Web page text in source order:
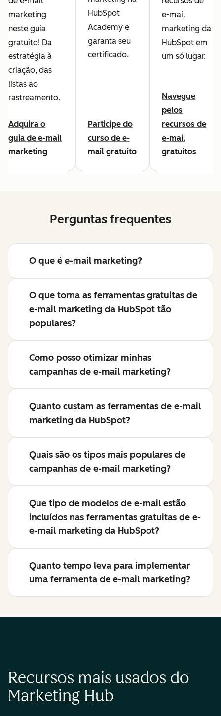
marketing
neste guia
gratuito! Da
estratégia à
criação, das
listas ao
rastreamento.
Adquira o
guia de e-mail
marketing
HubSpot
Academy e
garanta seu
certificado.
Participe do
curso de e-
mail gratuito
e-mail
marketing da
HubSpot em
um só lugar.
Navegue
pelos
recursos de
e-mail
gratuitos
Perguntas frequentes
O que é e-mail marketing?
O que torna as ferramentas gratuitas de
e-mail marketing da HubSpot tão
populares?
Como posso otimizar minhas
campanhas de e-mail marketing?
Quanto custam as ferramentas de e-mail
marketing da HubSpot?
Quais são os tipos mais populares de
campanhas de e-mail marketing?
Que tipo de modelos de e-mail estão
incluídos nas ferramentas gratuitas de e-
e-mail marketing da HubSpot?
Quanto tempo leva para implementar
uma ferramenta de e-mail marketing?
Recursos mais usados do
Marketing Hub